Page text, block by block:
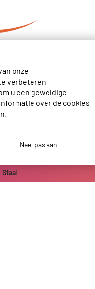
Staal
onze
verbeteren,
u een geweldige
over de cookies
Nee, pas aan